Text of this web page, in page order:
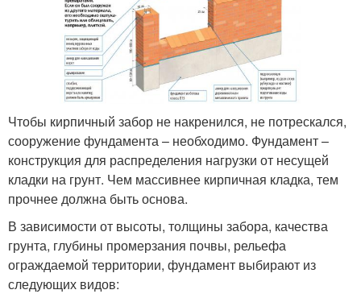
Чтобы кирпичный забор не накренился, не потрескался,
сооружение фундамента – необходимо. Фундамент –
конструкция для распределения нагрузки от несущей
кладки на грунт. Чем массивнее кирпичная кладка, тем
прочнее должна быть основа.
В зависимости от высоты, толщины забора, качества
грунта, глубины промерзания почвы, рельефа
ограждаемой территории, фундамент выбирают из
следующих видов: